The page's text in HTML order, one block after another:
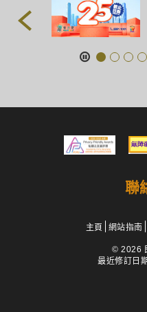
聯
主頁 網站指南
© 2026
最近修訂日